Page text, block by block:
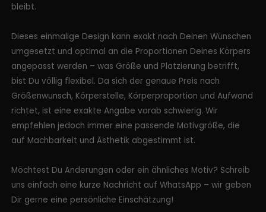
bleibt.
Dieses einmalige Design kann exakt nach Deinen Wünschen
umgesetzt und optimal an die Proportionen Deines Körpers
angepasst werden – was Größe und Platzierung betrifft,
bist Du völlig flexibel. Da sich der genaue Preis nach
Größenwunsch, Körperstelle, Körperproportion und Aufwand
richtet, ist eine exakte Angabe vorab schwierig. Wir
empfehlen jedoch immer eine passende Motivgröße, die
auf Machbarkeit und Ästhetik abgestimmt ist.
Möchtest Du Änderungen oder ein ähnliches Motiv? Schreib
uns einfach eine kurze Nachricht auf WhatsApp – wir geben
Dir gerne eine persönliche Einschätzung!